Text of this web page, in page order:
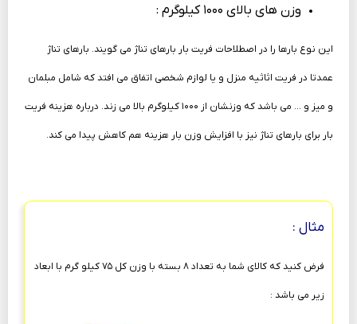
وزن های بالای ۱۰۰۰ کیلوگرم :
این نوع بارها را در اصطلاحات فریت بار بارهای تناژ می گویند. بارهای تناژ
عمدتا در فریت اثاثیه منزل و یا لوازم شخصی اتفاق می افتد که شامل مبلمان
و میز و … می باشد که وزنشان از ۱۰۰۰ کیلوگرم بالا می زند. درباره هزینه فریت
بار برای بارهای تناژ نیز با افزایش وزن بار هزینه هم کاهش پیدا می کند.
مثال :
فرض کنید که کالای شما به تعداد ۸ بسته با وزن کل ۷۵ کیلو گرم با ابعاد
زیر می باشد :